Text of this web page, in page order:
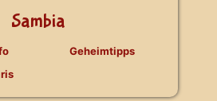
Sambia
Geheimtipps